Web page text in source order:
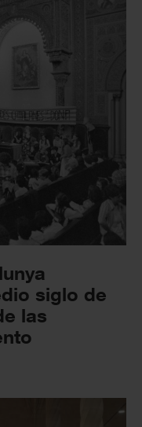
siglo de
las